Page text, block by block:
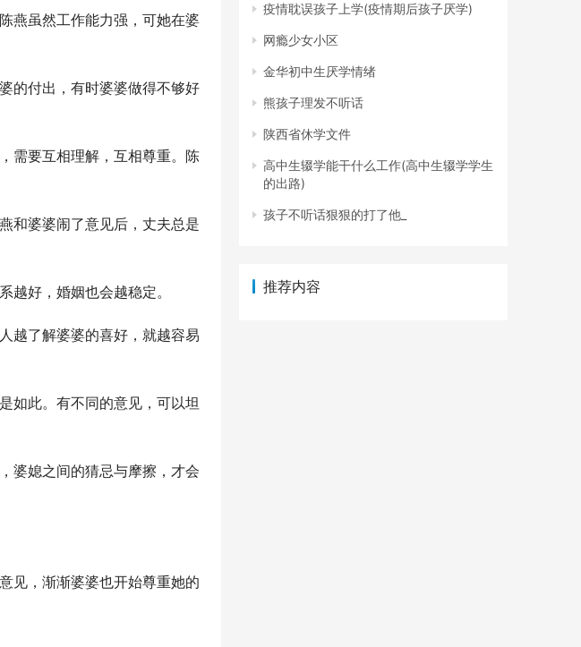
燕虽然工作能力强，可她在婆
的付出，有时婆婆做得不够好
需要互相理解，互相尊重。陈
和婆婆闹了意见后，丈夫总是
越好，婚姻也会越稳定。
越了解婆婆的喜好，就越容易
如此。有不同的意见，可以坦
婆媳之间的猜忌与摩擦，才会
见，渐渐婆婆也开始尊重她的
疫情耽误孩子上学(疫情期后孩子厌学)
网瘾少女小区
金华初中生厌学情绪
熊孩子理发不听话
陕西省休学文件
高中生辍学能干什么工作(高中生辍学学生
的出路)
孩子不听话狠狠的打了他_
推荐内容